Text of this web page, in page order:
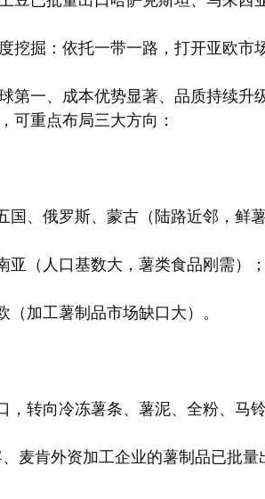
挖掘：依托一带一路，打开亚欧市
第一、成本优势显著、品质持续升
可重点布局三大方向：
国、俄罗斯、蒙古（陆路近邻，鲜
亚（人口基数大，薯类食品刚需）；
（加工薯制品市场缺口大）。
，转向冷冻薯条、薯泥、全粉、马
麦肯外资加工企业的薯制品已批量